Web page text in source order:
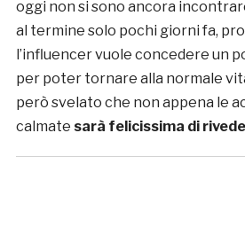
oggi non si sono ancora
al termine solo pochi giorni fa,
l’influencer vuole concedere un
per poter tornare alla normale
però svelato che non appena le
calmate sarà felicissima di